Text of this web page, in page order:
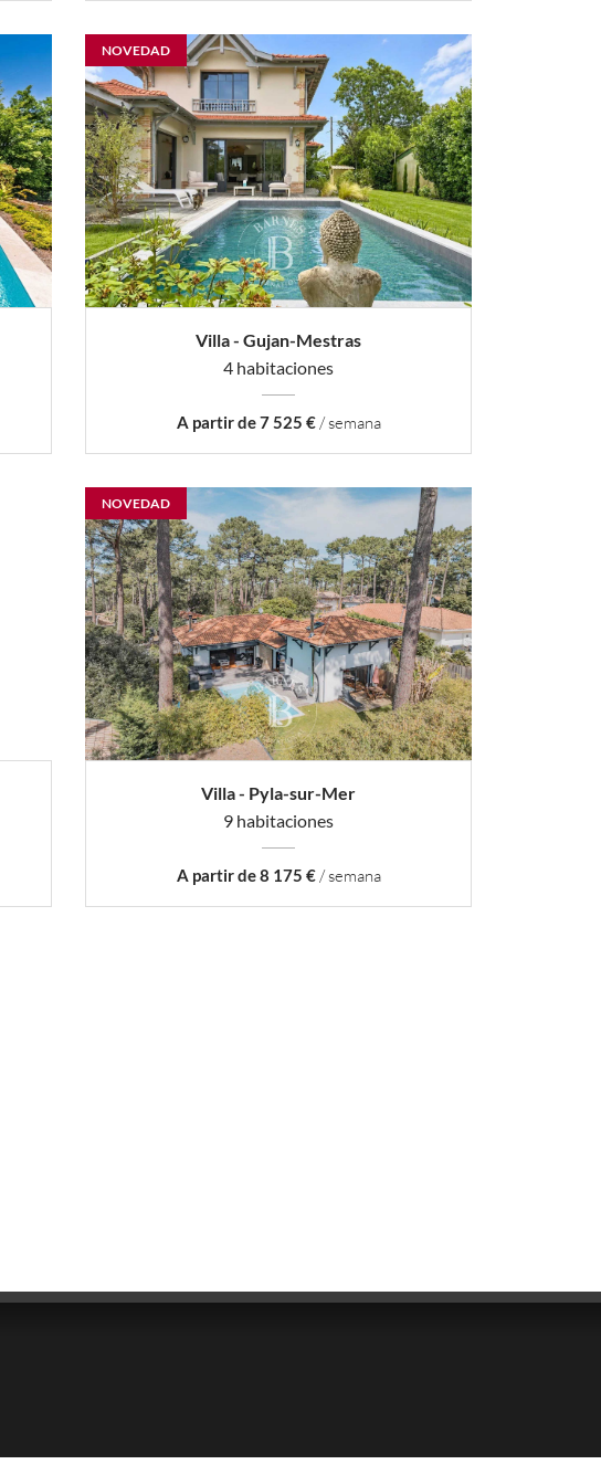
NOVEDAD
Villa - Gujan-Mestras
4 habitaciones
A partir de 7 525 €/ semana
NOVEDAD
Villa - Pyla-sur-Mer
9 habitaciones
A partir de 8 175 €/ semana